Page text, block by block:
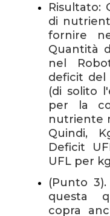
Risultato:
di
fornire
Quantità
nel
deficit
(di solito
per la
nutriente
Quindi,
Deficit
UFL per
(Punto
questa
copra